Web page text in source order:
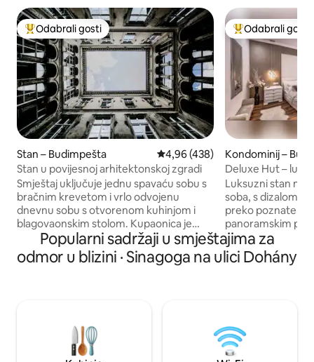
Među najviše rangiranima s oznakom „Odabrali gosti”
Odabrali gosti
Stan – Budimpešta Prosječna ocjena: 4,96/5,
4,96 (438)
Stan u povijesnoj arhitektonskoj zgradi
Smještaj uključuje jednu spavaću sobu s
bračnim krevetom i vrlo odvojenu
dnevnu sobu s otvorenom kuhinjom i
blagovaonskim stolom. Kupaonica je
velika i mazi. Stan je pun svjetla,
prozračan i ima odličnu atmosferu. Imat
ćete brzi WI-FI u stanu, kao i LAN vezu.
ručno izrađenim sapunima. Imat ćete
brzi WI-FI u stanu, kao i LAN vezu. Cijeli
stan dostupan je za upotrebu, uključujući
Među najviše
Odabrali gosti
Kondominij –
Deluxe Hut –
klimatizirano – u
Luksuzni stan na
soba, s dizalom i
preko poznate
panoramskim pogledom!
Dunav, Deak
7 minuta hoda. Elegantan objekt s
Netflixom i
potpuno
uređajem, mirnu
bračnim
Popularni sadržaji u smještajima za
odmor u blizini · Sinagoga na ulici Dohány